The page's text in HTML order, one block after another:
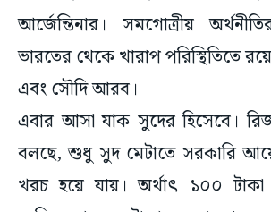
আর্জেন্তিনার। সমগোত্রীয়
ভারতের থেকে খারাপ পরিস্থিতিতে
এবং সৌদি আরব।
এবার আসা যাক সুদের হিসেবে।
বলছে, শুধু সুদ মেটাতে সরকারি
খরচ হয়ে যায়। অর্থাৎ ১০০